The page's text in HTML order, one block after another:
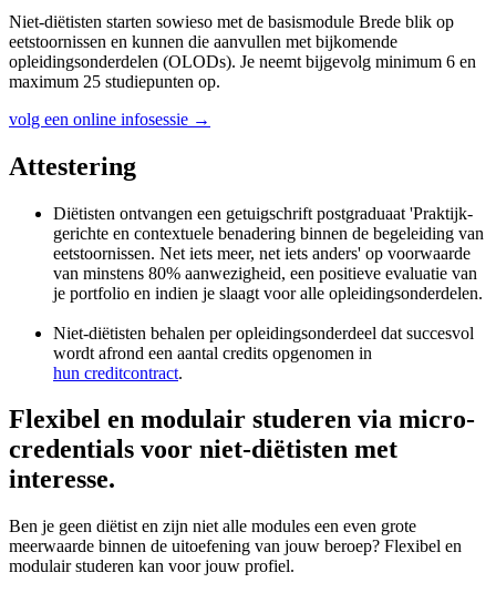
Niet-diëtisten starten sowieso met de basismodule Brede blik op
eetstoornissen en kunnen die aanvullen met bijkomende
opleidingsonderdelen (OLODs). Je neemt bijgevolg minimum 6 en
maximum 25 studiepunten op.
volg een online infosessie →
Attestering
Diëtisten ontvangen een getuig­schrift postgraduaat 'Praktijk­
gerichte en contextuele benadering binnen de begeleiding van
eetstoornissen. Net iets meer, net iets anders' op voorwaarde
van minstens 80% aanwezigheid, een positieve evaluatie van
je portfolio en indien je slaagt voor alle opleidings­onderdelen.
Niet-diëtisten behalen per opleidingsonderdeel dat succesvol
wordt afrond een aantal credits opgenomen in
hun creditcontract.
Flexibel en modulair studeren via micro-
credentials voor niet-diëtisten met
interesse.
Ben je geen diëtist en zijn niet alle modules een even grote
meerwaarde binnen de uitoefening van jouw beroep? Flexibel en
modulair studeren kan voor jouw profiel.